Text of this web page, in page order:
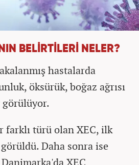
BELİRTİLERİ NELER?
hastalarda
öksürük, boğaz ağrısı
görülüyor.
farklı türü olan XEC, ilk
Daha sonra ise